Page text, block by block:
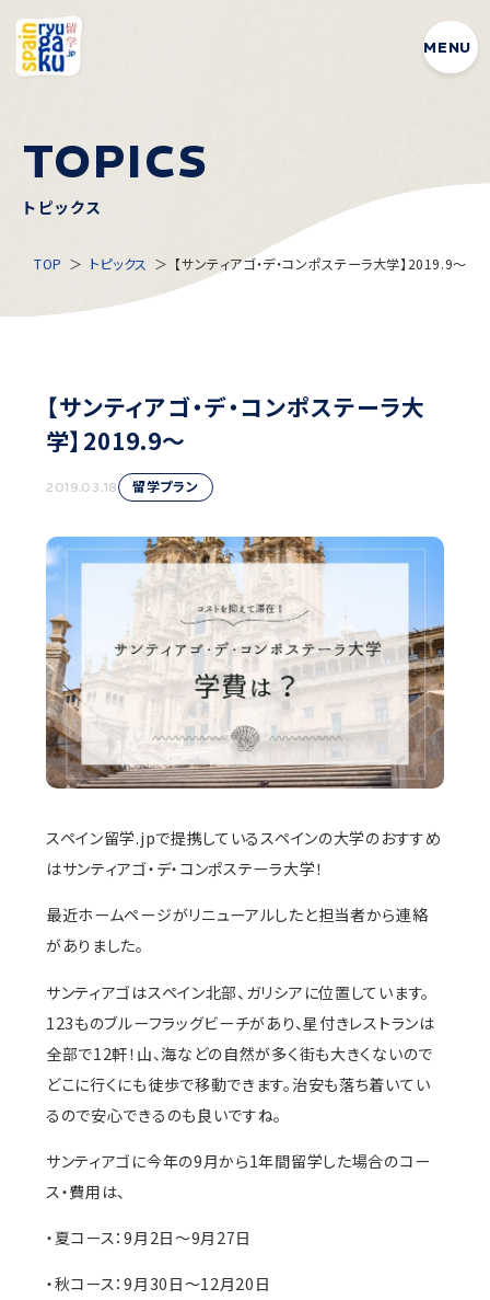
MENU
TOPICS
トピックス
TOP トピックス 【サンティアゴ・デ・コンポステーラ大学】2019.9〜
【サンティアゴ・デ・コンポステーラ大
学】2019.9〜
2019.03.18 留学プラン
スペイン留学.jpで提携しているスペインの大学のおすすめ
はサンティアゴ・デ・コンポステーラ大学！
最近ホームページがリニューアルしたと担当者から連絡
がありました。
サンティアゴはスペイン北部、ガリシアに位置しています。
123ものブルーフラッグビーチがあり、星付きレストランは
全部で12軒！山、海などの自然が多く街も大きくないので
どこに行くにも徒歩で移動できます。治安も落ち着いてい
るので安心できるのも良いですね。
サンティアゴに今年の9月から1年間留学した場合のコー
ス・費用は、
・夏コース：9月2日〜9月27日
・秋コース：9月30日〜12月20日